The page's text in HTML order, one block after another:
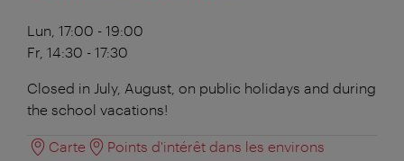
Lun, 17:00 - 19:00
Fr, 14:30 - 17:30
Closed in July, August, on public holidays and during
the school vacations!
Carte Points d'intérêt dans les environs